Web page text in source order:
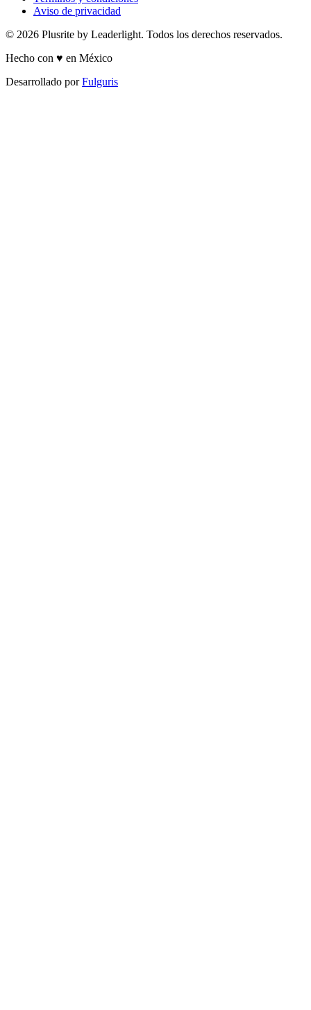
Aviso de privacidad
© 2026 Plusrite by Leaderlight. Todos los derechos reservados.
Hecho con ♥ en México
Desarrollado porFulguris